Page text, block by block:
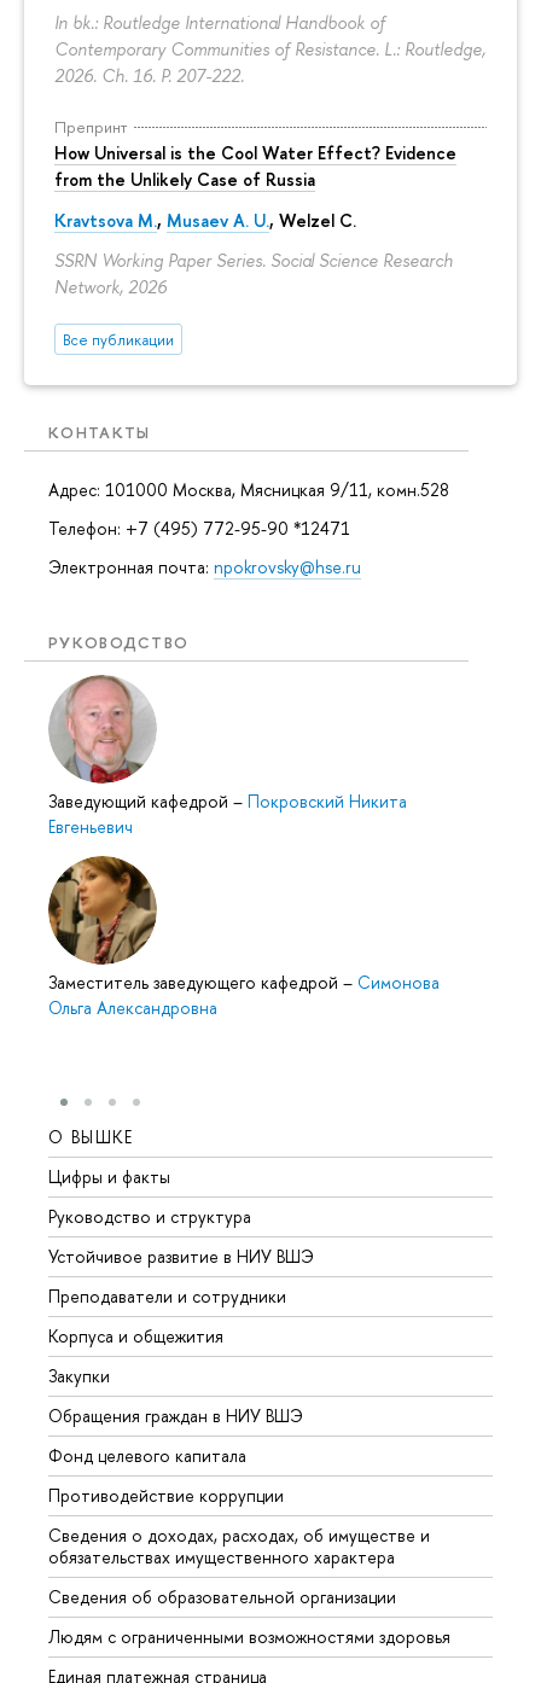
In bk.: Routledge International Handbook of
Contemporary Communities of Resistance. L.: Routledge,
2026. Ch. 16. P. 207-222.
Препринт
How Universal is the Cool Water Effect? Evidence
from the Unlikely Case of Russia
Kravtsova M., Musaev A. U., Welzel C.
SSRN Working Paper Series. Social Science Research
Network, 2026
Все публикации
КОНТАКТЫ
Адрес: 101000 Москва, Мясницкая 9/11, комн.528
Телефон: +7 (495) 772-95-90 *12471
Электронная почта: npokrovsky@hse.ru
РУКОВОДСТВО
Заведующий кафедрой – Покровский Никита
Евгеньевич
Заместитель заведующего кафедрой – Симонова
Ольга Александровна
О ВЫШКЕ
Цифры и факты
Руководство и структура
Устойчивое развитие в НИУ ВШЭ
Преподаватели и сотрудники
Корпуса и общежития
Закупки
Обращения граждан в НИУ ВШЭ
Фонд целевого капитала
Противодействие коррупции
Сведения о доходах, расходах, об имуществе и
обязательствах имущественного характера
Сведения об образовательной организации
Людям с ограниченными возможностями здоровья
Единая платежная страница